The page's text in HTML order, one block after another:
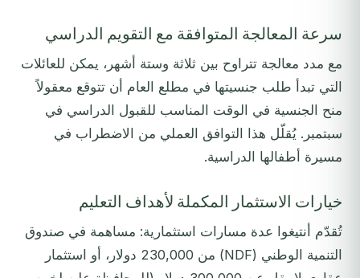
سرعة المعالجة المتوافقة مع التقويم الدراسي
مع مدد معالجة تتراوح بين ثلاثة وستة أشهر، يمكن للعائلات
التي تبدأ طلب جنسيتها في مطلع العام أن تتوقع معقولاً
منح الجنسية في الوقت المناسب للقبول الدراسي في
سبتمبر. يُقلّل هذا التوافق العملي من الاضطراب في
مسيرة أطفالها الدراسية.
خيارات الاستثمار المكملة لأهداف التعليم
تُقدّم أنتيغوا عدة مسارات استثمارية: مساهمة في صندوق
التنمية الوطني (NDF) من 230,000 دولار، أو استثمار